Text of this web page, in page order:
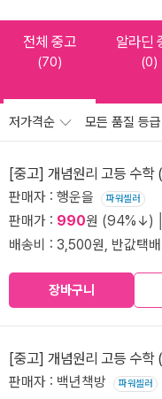
전체 중고
(70)
알라딘
(0)
저가격순 모든 품질 등급
[중고] 개념원리 고등 수
판매자 : 행운을 파워셀러
판매가 : 990원 (94%↓)
배송비 : 3,500원, 반값택
장바구니
[중고] 개념원리 고등 수
판매자 : 백년책방 파워셀러